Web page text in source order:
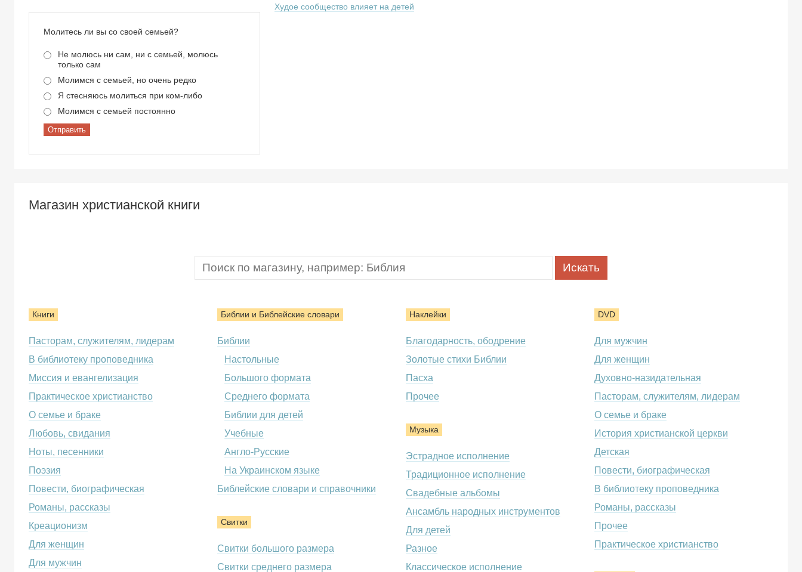
Молитесь ли вы со своей семьей?
Не молюсь ни сам, ни с семьей, молюсь
только сам
Молимся с семьей, но очень редко
Я стесняюсь молиться при ком-либо
Молимся с семьей постоянно
Отправить
Худое сообщество влияет на детей
Магазин христианской книги
Книги
Пасторам, служителям, лидерам
В библиотеку проповедника
Миссия и евангелизация
Практическое христианство
О семье и браке
Любовь, свидания
Ноты, песенники
Поэзия
Повести, биографическая
Романы, рассказы
Креационизм
Для женщин
Для мужчин
Библии и Библейские словари
Библии
Настольные
Большого формата
Среднего формата
Библии для детей
Учебные
Англо-Русские
На Украинском языке
Библейские словари и справочники
Свитки
Свитки большого размера
Свитки среднего размера
Наклейки
Благодарность, ободрение
Золотые стихи Библии
Пасха
Прочее
Музыка
Эстрадное исполнение
Традиционное исполнение
Свадебные альбомы
Ансамбль народных инструментов
Для детей
Разное
Классическое исполнение
DVD
Для мужчин
Для женщин
Духовно-назидательная
Пасторам, служителям, лидерам
О семье и браке
История христианской церкви
Детская
Повести, биографическая
В библиотеку проповедника
Романы, рассказы
Прочее
Практическое христианство